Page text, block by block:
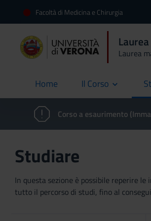
Facoltà di Medicina e Chirurgia
Laurea
Home
current Il Corso
Corso a esaurimento
Studiare
In questa sezione è possibile reperire
tutto il percorso di studi, fino al